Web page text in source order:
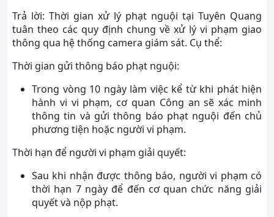
Trả lời: Thời gian xử lý phạt nguội tại Tuyên Quang
tuân theo các quy định chung về xử lý vi phạm giao
thông qua hệ thống camera giám sát. Cụ thể:
Thời gian gửi thông báo phạt nguội:
Trong vòng 10 ngày làm việc kể từ khi phát hiện
hành vi vi phạm, cơ quan Công an sẽ xác minh
thông tin và gửi thông báo phạt nguội đến chủ
phương tiện hoặc người vi phạm.
Thời hạn để người vi phạm giải quyết:
Sau khi nhận được thông báo, người vi phạm có
thời hạn 7 ngày để đến cơ quan chức năng giải
quyết và nộp phạt.